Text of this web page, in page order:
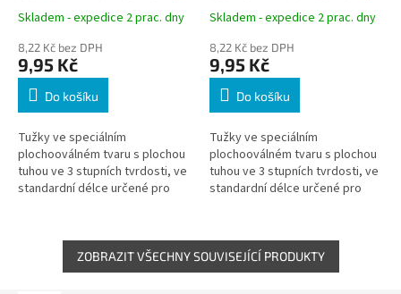
tvrdost č.3
Skladem - expedice 2 prac. dny
8,22 Kč bez DPH
9,95 Kč
Do košíku
Tužky ve speciálním
plochooválném tvaru s plochou
tuhou ve 3 stupních tvrdosti, ve
standardní délce určené pro
tvrdost č.2
Skladem - expedice 2 prac. dny
8,22 Kč bez DPH
9,95 Kč
Do košíku
Tužky ve speciálním
plochooválném tvaru s plochou
tuhou ve 3 stupních tvrdosti, ve
standardní délce určené pro
ZOBRAZIT VŠECHNY SOUVISEJÍCÍ PRODUKTY